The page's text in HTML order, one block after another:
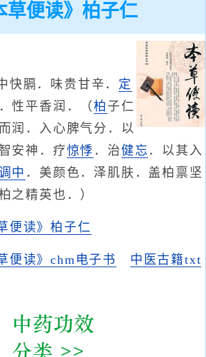
草便读》柏子仁
快膈．味贵甘辛． 定
．性平香润．（柏 子仁
润．入心脾气分．以
安神．疗惊悸 ．治健忘 ．以其入
中 ．美颜色．泽肌肤．盖柏禀坚
之精英也．）
便读》柏子仁
便读》chm电子书
中医古籍txt